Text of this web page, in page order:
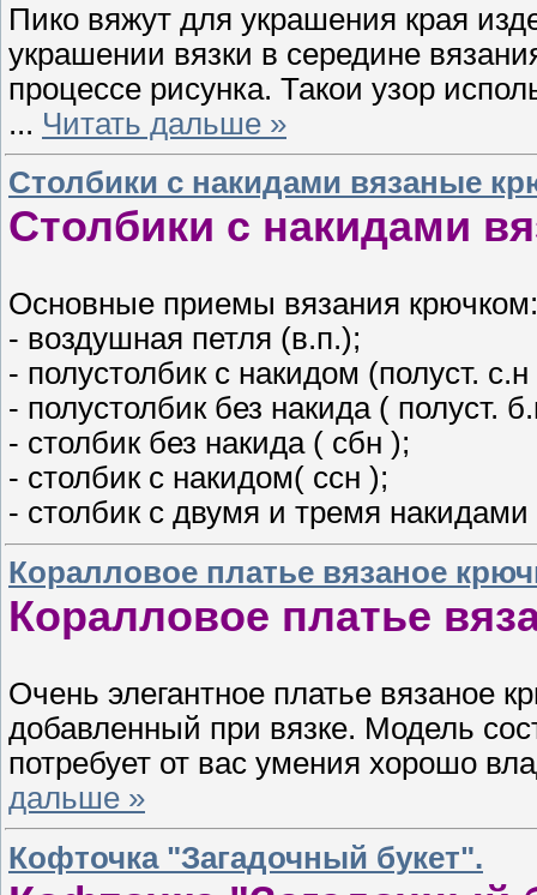
Пико вяжут для украшения края
украшении вязки в середине
процессе рисунка. Такои узор
... Читать дальше »
Столбики с накидами вязаные
Столбики с накидами
Основные приемы вязания крючком:
- воздушная петля (в.п.);
- полустолбик с накидом (полуст. с.н
- полустолбик без накида ( полуст.
- столбик без накида ( сбн );
- столбик с накидом( ссн );
- столбик с двумя и тремя
Коралловое платье вязаное
Коралловое платье
Очень элегантное платье вязаное
добавленный при вязке. Модель
потребует от вас умения хорошо
дальше »
Кофточка "Загадочный букет".